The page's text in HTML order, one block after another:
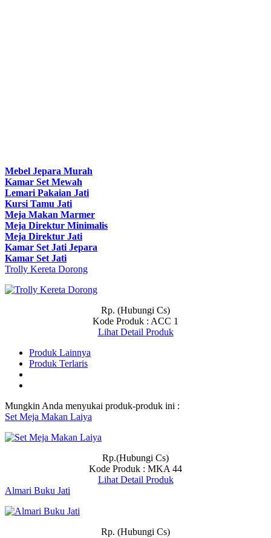
Mebel Jepara Murah
Kamar Set Mewah
Lemari Pakaian Jati
Kursi Tamu Jati
Meja Makan Marmer
Meja Direktur Minimalis
Meja Direktur Jati
Kamar Set Jati Jepara
Kamar Set Jati
Trolly Kereta Dorong
Rp. (Hubungi Cs)
Kode Produk : ACC 1
Lihat Detail Produk
Produk Lainnya
Produk Terlaris
Mungkin Anda menyukai produk-produk ini :
Set Meja Makan Laiya
Rp.(Hubungi Cs)
Kode Produk : MKA 44
Lihat Detail Produk
Almari Buku Jati
Rp. (Hubungi Cs)